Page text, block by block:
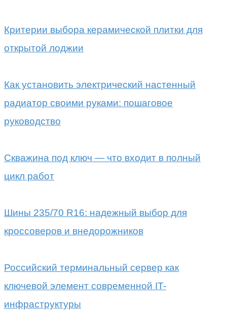
Критерии выбора керамической плитки для
открытой лоджии
Как установить электрический настенный
радиатор своими руками: пошаговое
руководство
Скважина под ключ — что входит в полный
цикл работ
Шины 235/70 R16: надежный выбор для
кроссоверов и внедорожников
Российский терминальный сервер как
ключевой элемент современной IT-
инфраструктуры